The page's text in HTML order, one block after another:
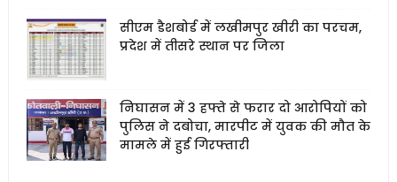
सीएम डैशबोर्ड में लखीमपुर खीरी का परचम,
प्रदेश में तीसरे स्थान पर जिला
निघासन में 3 हफ्ते से फरार दो आरोपियों को
पुलिस ने दबोचा, मारपीट में युवक की मौत के
मामले में हुई गिरफ्तारी